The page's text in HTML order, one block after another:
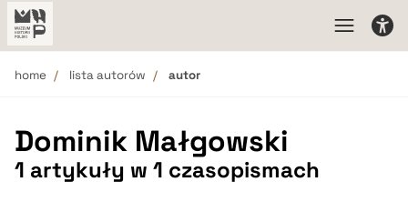
home lista autorów autor
Dominik Małgowski
1 artykuły w 1 czasopismach